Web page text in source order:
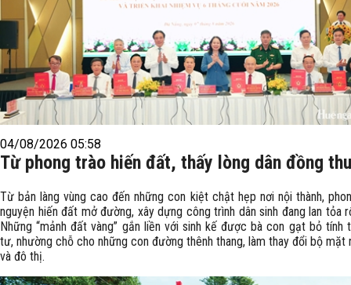
04/08/2026 05:58
Từ phong trào hiến đất, thấy lòng dân đồng
Từ bản làng vùng cao đến những con kiệt chật hẹp nơi nội thành,
nguyện hiến đất mở đường, xây dựng công trình dân sinh đang lan tỏa
Những “mảnh đất vàng” gắn liền với sinh kế được bà con gạt bỏ tính
tư, nhường chỗ cho những con đường thênh thang, làm thay đổi bộ mặt
và đô thị.